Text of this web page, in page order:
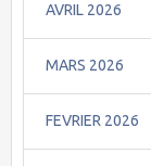
AVRIL 2026
MARS 2026
FEVRIER 2026